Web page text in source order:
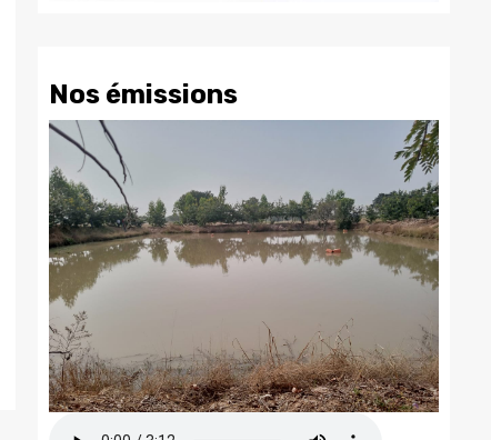
Nos émissions